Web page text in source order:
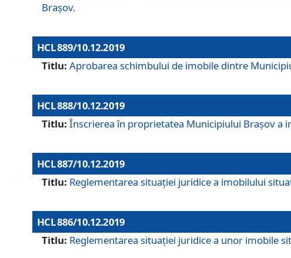
Brașov.
HCL 889/10.12.2019
Titlu: Aprobarea schimbului de imobile dintre
HCL 888/10.12.2019
Titlu: Înscrierea în proprietatea Municipiului Braşov a
HCL 887/10.12.2019
Titlu: Reglementarea situației juridice a imobilului
HCL 886/10.12.2019
Titlu: Reglementarea situaţiei juridice a unor imobile